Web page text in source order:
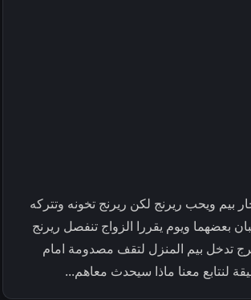
بيم ويحب ريرنج لكن ريرنج تخونه وتتركه
بعضهما ويوم يقررا الزواج تنفصل ريرنج
تدخل بيم المنزل لتقف مصدومة امام
لنتابع معنا ماذا سيحدث معاهم...